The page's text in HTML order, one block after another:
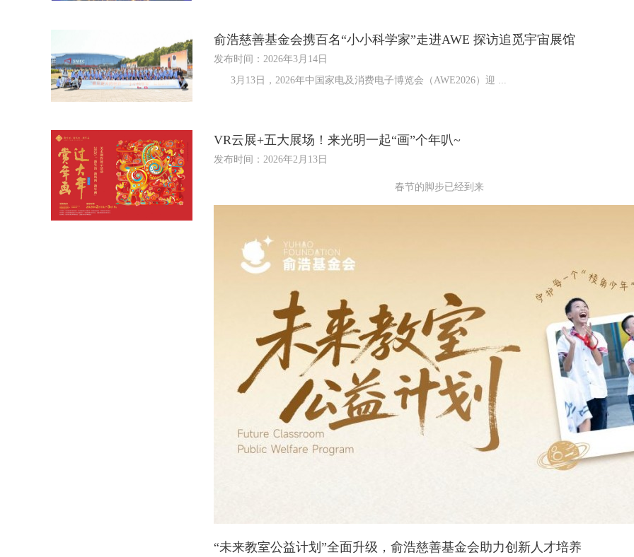
俞浩慈善基金会携百名“小小科学家”走进AWE 探访追觅宇宙展馆
发布时间：2026年3月14日
3月13日，2026年中国家电及消费电子博览会（AWE2026）迎 ...
VR云展+五大展场！来光明一起“画”个年叭~
发布时间：2026年2月13日
春节的脚步已经到来
“未来教室公益计划”全面升级，俞浩慈善基金会助力创新人才培养